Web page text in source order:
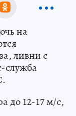
на
ливни с
служба
до 12-17 м/с,